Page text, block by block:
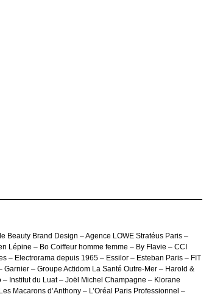
Beauty Brand Design – Agence LOWE Stratéus Paris –
Lépine – Bo Coiffeur homme femme – By Flavie – CCI
– Electrorama depuis 1965 – Essilor – Esteban Paris – FIT
– Groupe Actidom La Santé Outre-Mer – Harold &
Institut du Luat – Joël Michel Champagne – Klorane
Macarons d’Anthony – L’Oréal Paris Professionnel –